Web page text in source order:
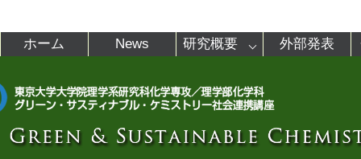
ホーム News 研究概要 外部発表